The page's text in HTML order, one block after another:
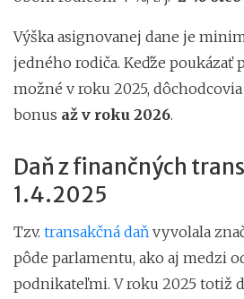
Výška asignovanej dane je
jedného rodiča. Keďže poukázať
možné v roku 2025,
bonus až v roku 2026.
Daň z finančných
1.4.2025
Tzv. transakčná daň vyvolala
pôde parlamentu, ako aj medzi
podnikateľmi. V roku 2025 totiž